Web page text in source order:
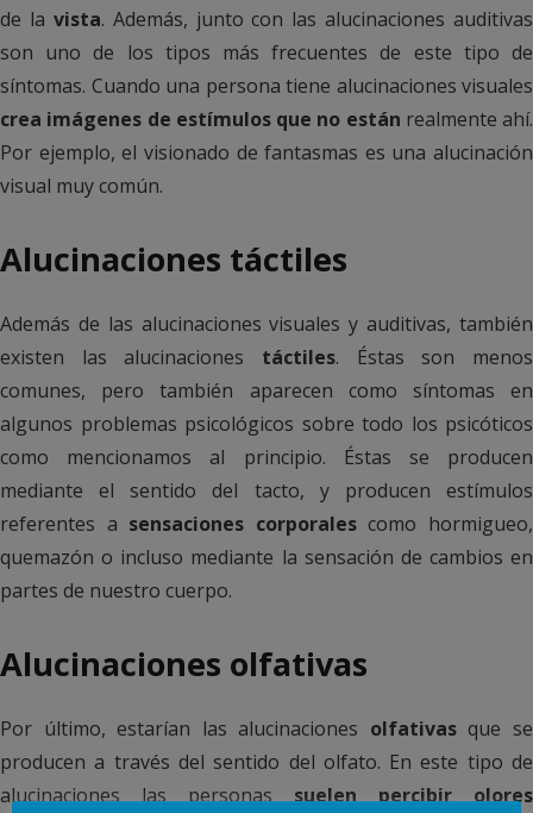
de la vista. Además, junto con las alucinaciones auditivas
son uno de los tipos más frecuentes de este tipo de
síntomas. Cuando una persona tiene alucinaciones visuales
crea imágenes de estímulos que no están realmente ahí.
Por ejemplo, el visionado de fantasmas es una alucinación
visual muy común.
Alucinaciones táctiles
Además de las alucinaciones visuales y auditivas, también
existen las alucinaciones táctiles. Éstas son menos
comunes, pero también aparecen como síntomas en
algunos problemas psicológicos sobre todo los psicóticos
como mencionamos al principio. Éstas se producen
mediante el sentido del tacto, y producen estímulos
referentes a sensaciones corporalescomo hormigueo,
quemazón o incluso mediante la sensación de cambios en
partes de nuestro cuerpo.
Alucinaciones olfativas
Por último, estarían las alucinaciones olfativasque se
producen a través del sentido del olfato. En este tipo de
alucinaciones las personassuelen percibir olores